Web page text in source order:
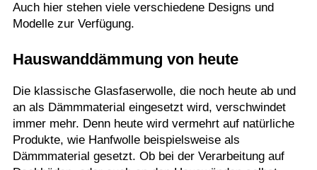
Auch hier stehen viele verschiedene Designs und
Modelle zur Verfügung.
Hauswanddämmung von heute
Die klassische Glasfaserwolle, die noch heute ab und
an als Dämmmaterial eingesetzt wird, verschwindet
immer mehr. Denn heute wird vermehrt auf natürliche
Produkte, wie Hanfwolle beispielsweise als
Dämmmaterial gesetzt. Ob bei der Verarbeitung auf